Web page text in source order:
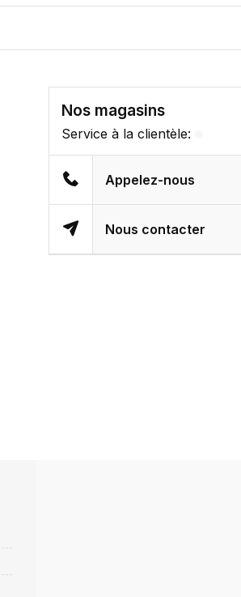
Nos magasins
Service à la clientèle:
Appelez-nous
Nous contacter